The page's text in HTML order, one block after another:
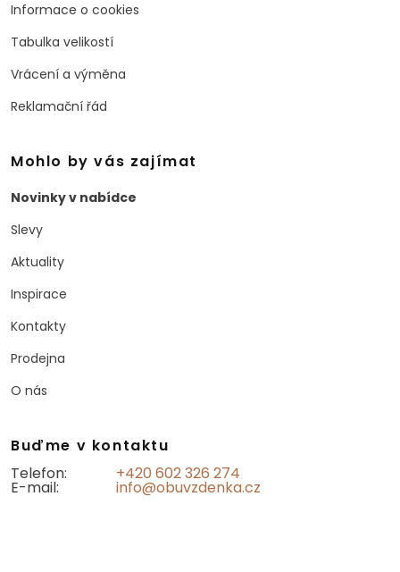
Informace o cookies
Tabulka velikostí
Vrácení a výměna
Reklamační řád
Mohlo by vás zajímat
Novinky v nabídce
Slevy
Aktuality
Inspirace
Kontakty
Prodejna
O nás
Buďme v kontaktu
Telefon:
+420 602 326 274
E-mail: info@obuvzdenka.cz